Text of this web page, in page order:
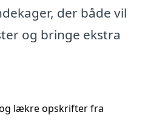
der både vil
og bringe ekstra
lækre opskrifter fra